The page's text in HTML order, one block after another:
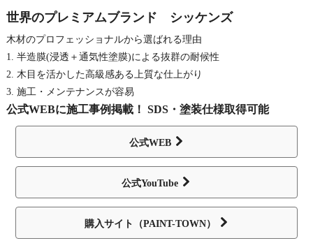
世界のプレミアムブランド シッケンズ
木材のプロフェッショナルから選ばれる理由
1. 半造膜(浸透＋通気性塗膜)による抜群の耐候性
2. 木目を活かした高級感ある上質な仕上がり
3. 施工・メンテナンスが容易
公式WEBに施工事例掲載！ SDS・塗装仕様取得可能
公式WEB
公式YouTube
購入サイト（PAINT-TOWN）